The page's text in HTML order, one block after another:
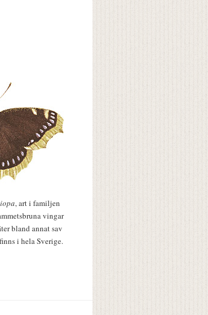
, art i familjen
vingar
bland annat sav
i hela Sverige.